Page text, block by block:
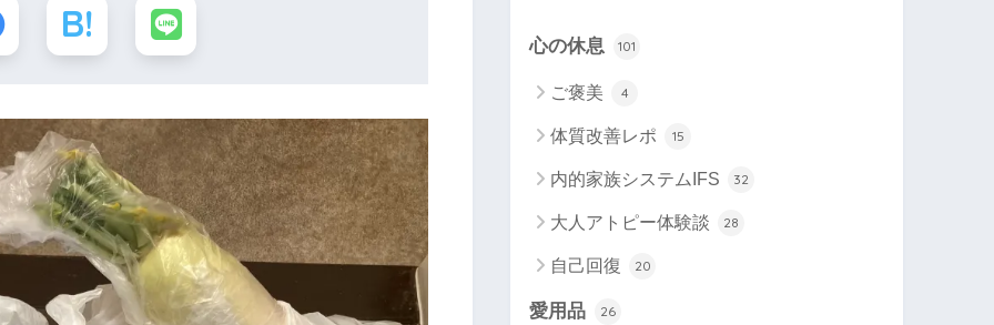
心の休息 101
ご褒美 4
体質改善レポ 15
内的家族システムIFS 32
大人アトピー体験談 28
自己回復 20
愛用品 26